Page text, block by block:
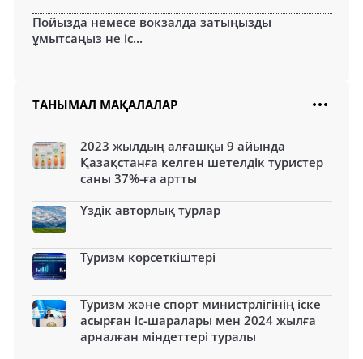
Пойызда немесе вокзалда затыңызды
ұмытсаңыз не іс...
ТАНЫМАЛ МАҚАЛАЛАР
2023 жылдың алғашқы 9 айында
Қазақстанға келген шетелдік туристер
саны 37%-ға артты
Үздік авторлық турлар
Туризм көрсеткіштері
Туризм және спорт министрлігінің іске
асырған іс-шаралары мен 2024 жылға
арналған міндеттері туралы